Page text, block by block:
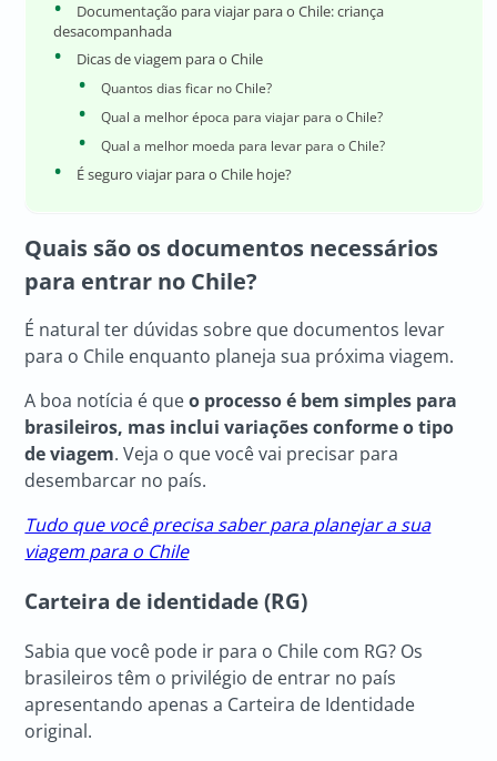
Documentação para viajar para o Chile: criança
desacompanhada
Dicas de viagem para o Chile
Quantos dias ficar no Chile?
Qual a melhor época para viajar para o Chile?
Qual a melhor moeda para levar para o Chile?
É seguro viajar para o Chile hoje?
Quais são os documentos necessários
para entrar no Chile?
É natural ter dúvidas sobre que documentos levar
para o Chile enquanto planeja sua próxima viagem.
A boa notícia é queo processo é bem simples para
brasileiros, mas inclui variações conforme o tipo
de viagem. Veja o que você vai precisar para
desembarcar no país.
Tudo que você precisa saber para planejar a sua
viagem para o Chile
Carteira de identidade (RG)
Sabia que você pode ir para o Chile com RG? Os
brasileiros têm o privilégio de entrar no país
apresentando apenas a Carteira de Identidade
original.